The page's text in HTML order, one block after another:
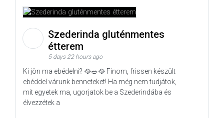
Szederinda gluténmentes
étterem
5 days 22 hours ago
Ki jön ma ebédelni? 🥘🥗🥘 Finom, frissen készült
ebéddel várunk benneteket! Ha még nem tudjátok,
mit egyetek ma, ugorjatok be a Szederindába és
élvezzétek a